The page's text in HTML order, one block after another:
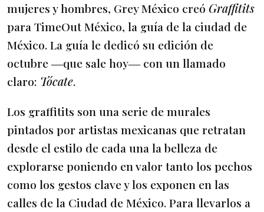
mujeres y hombres, Grey México creó Graffitits
para TimeOut México, la guía de la ciudad de
México. La guía le dedicó su edición de
octubre ―que sale hoy― con un llamado
claro: Tócate.
Los graffitits son una serie de murales
pintados por artistas mexicanas que retratan
desde el estilo de cada una la belleza de
explorarse poniendo en valor tanto los pechos
como los gestos clave y los exponen en las
calles de la Ciudad de México. Para llevarlos a